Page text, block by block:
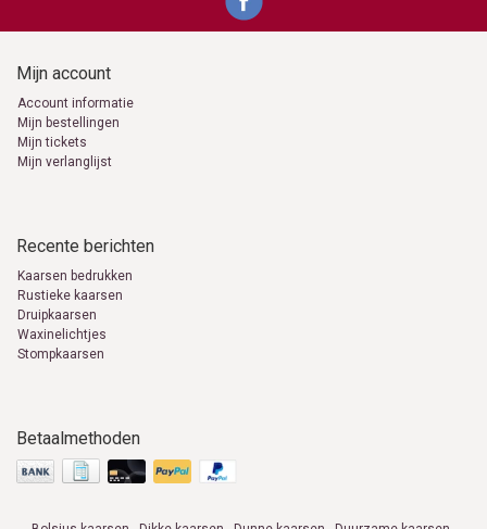
Mijn account
Account informatie
Mijn bestellingen
Mijn tickets
Mijn verlanglijst
Recente berichten
Kaarsen bedrukken
Rustieke kaarsen
Druipkaarsen
Waxinelichtjes
Stompkaarsen
Betaalmethoden